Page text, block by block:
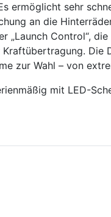
ermöglicht sehr
an die
„Launch Control“,
Kraftübertragung. Die
zur Wahl – von
mit LED-
BMW M3 (2007-2013)